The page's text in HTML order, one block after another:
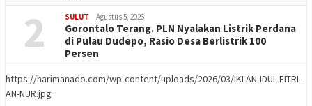
2 SULUT Agustus 5, 2026
Gorontalo Terang. PLN Nyalakan Listrik Perdana
di Pulau Dudepo, Rasio Desa Berlistrik 100
Persen
https://harimanado.com/wp-content/uploads/2026/03/IKLAN-IDUL-FITRI-
AN-NUR.jpg